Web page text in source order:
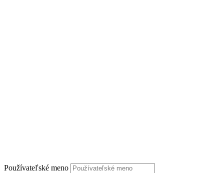
Používateľské meno